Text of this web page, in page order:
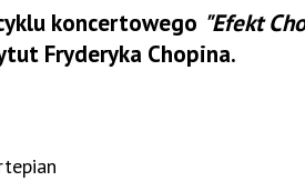
koncertowego "Efekt
Fryderyka Chopina.